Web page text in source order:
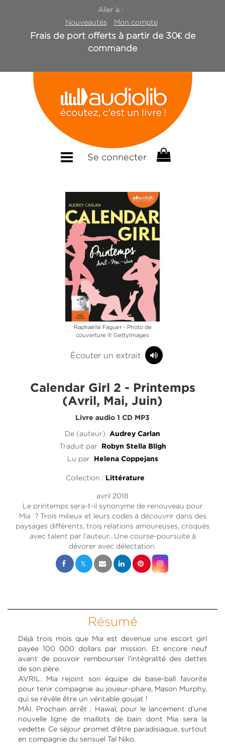
Aller à :
Nouveautés
Mon compte
Frais de port offerts à partir de 30€ de
commande
Se connecter
Raphaëlle Faguer - Photo de
couverture © GettyImages
Écouter un extrait
Calendar Girl 2 - Printemps
(Avril, Mai, Juin)
Livre audio 1 CD MP3
De (auteur) Audrey Carlan
Traduit par Robyn Stella Bligh
Lu par Helena Coppejans
Collection : Littérature
avril 2018
Le printemps sera-t-il synonyme de renouveau pour
Mia ? Trois milieux et leurs codes à découvrir dans des
paysages différents, trois relations amoureuses, croqués
avec talent par l’auteur…Une course-poursuite à
dévorer avec délectation.
Résumé
Déjà trois mois que Mia est devenue une escort girl
payée 100 000 dollars par mission. Et encore neuf
avant de pouvoir rembourser l’intégralité des dettes
de son père.
AVRIL. Mia rejoint son équipe de base-ball favorite
pour tenir compagnie au joueur-phare, Mason Murphy,
qui se révèle être un véritable goujat !
MAI. Prochain arrêt : Hawaï, pour le lancement d’une
nouvelle ligne de maillots de bain dont Mia sera la
vedette. Ce séjour promet d’être paradisiaque, surtout
en compagnie du sensuel Taï Niko.